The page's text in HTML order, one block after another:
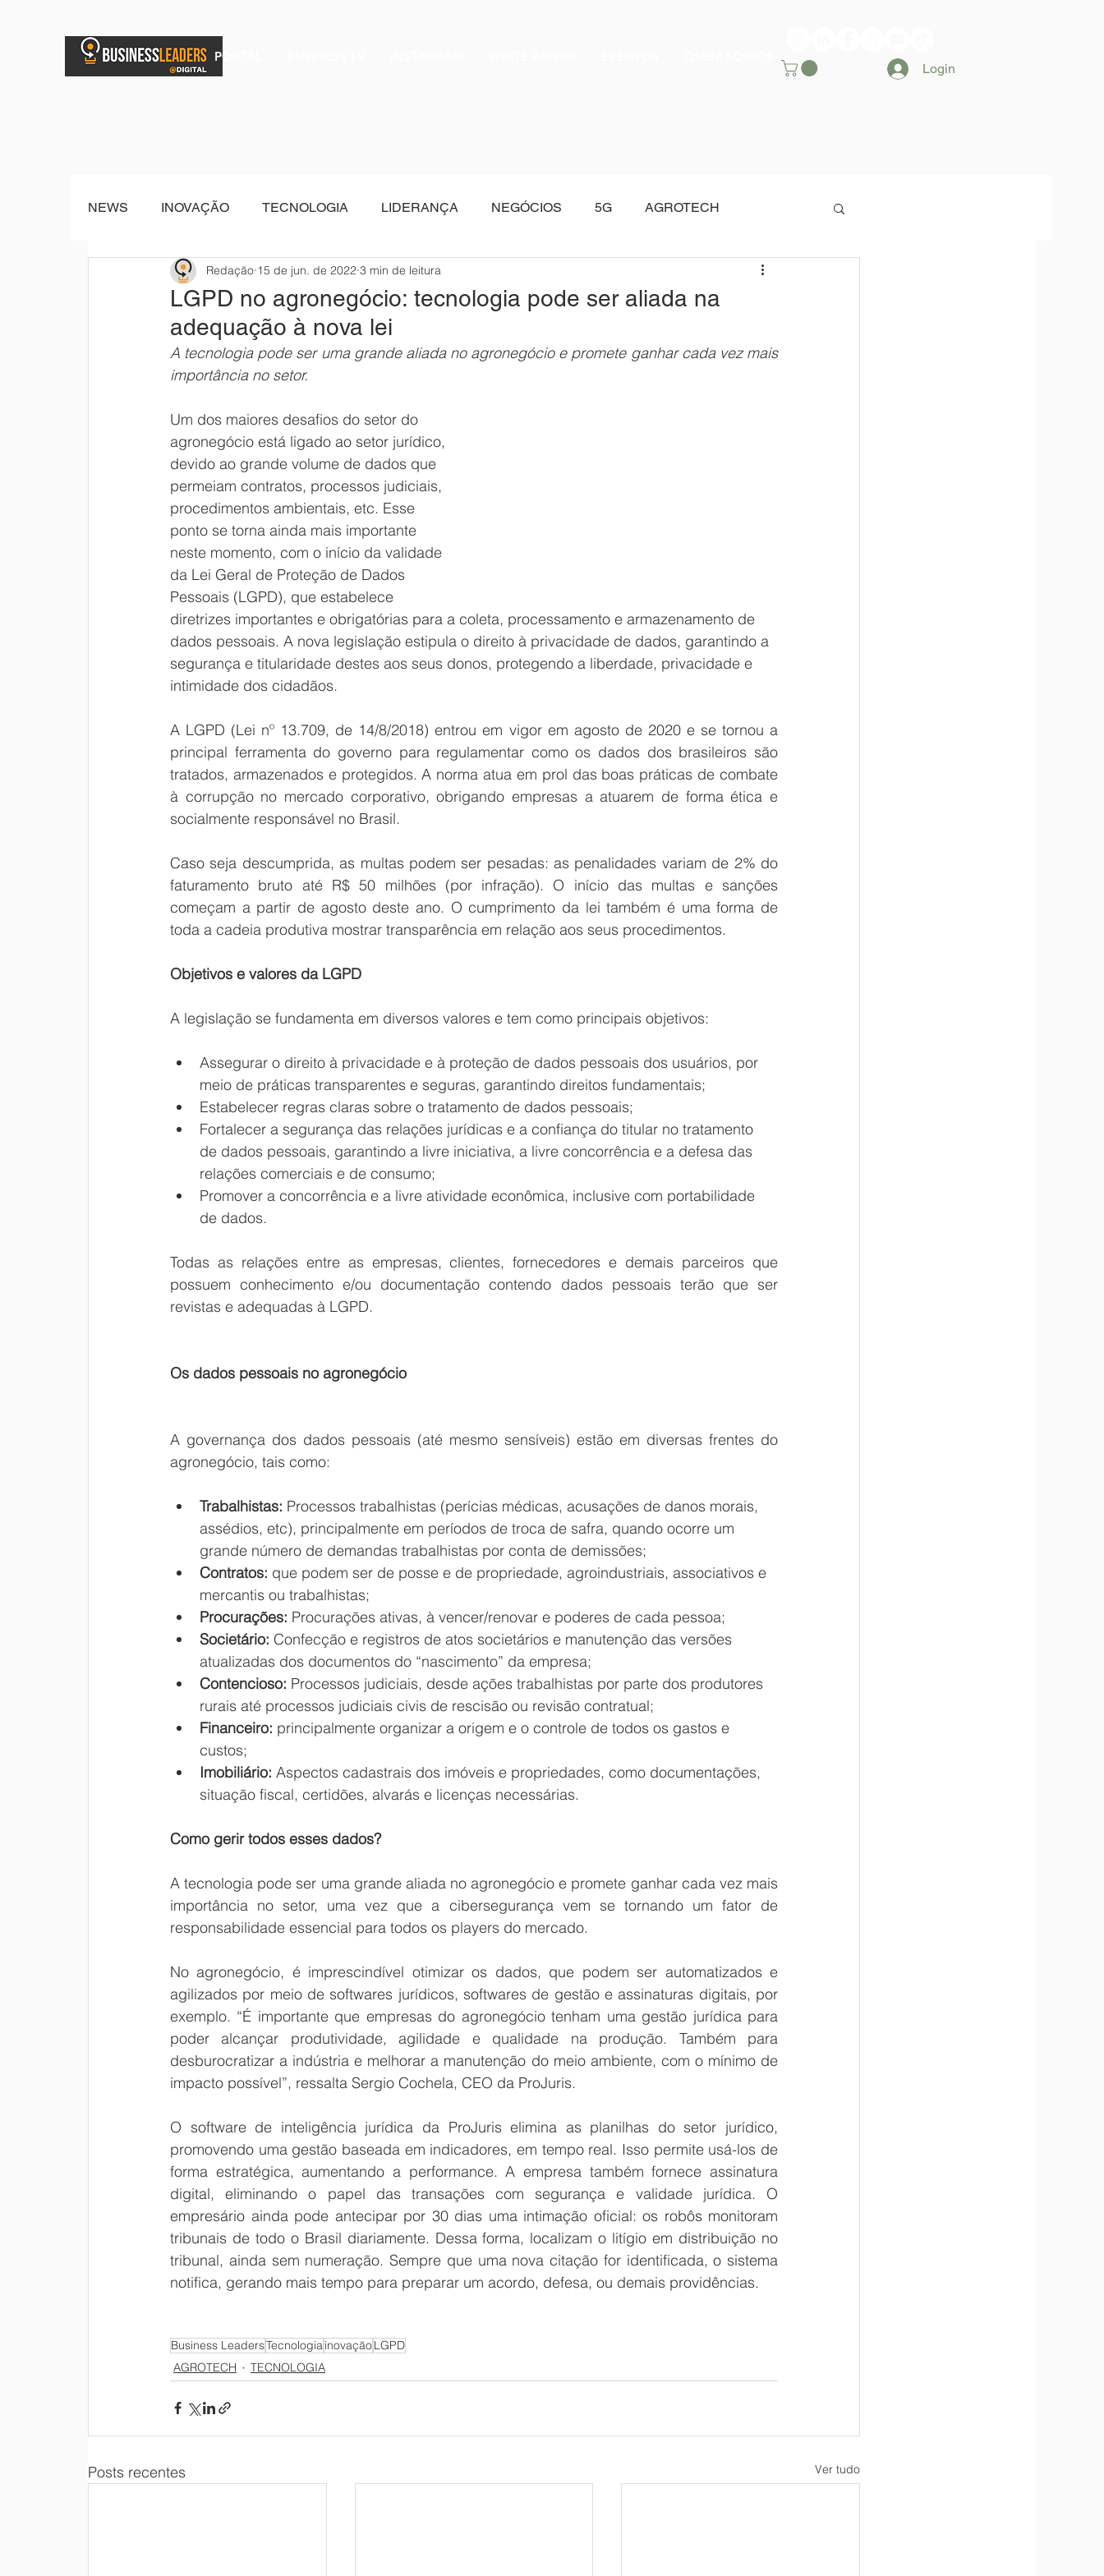
PORTAL
Login
NEWS INOVAÇÃO TECNOLOGIA LIDERANÇA NEGÓCIOS 5G AGROTECH
BRAND POST Senior Sistemas Oracle
LGPD no agronegócio: tecnologia pode ser aliada na
adequação à nova lei
Redação 15 de jun. de 2022 3 min de leitura
A tecnologia pode ser uma grande aliada no agronegócio e promete ganhar cada vez mais
importância no setor.
Um dos maiores desafios do setor do
agronegócio está ligado ao setor jurídico,
devido ao grande volume de dados que
permeiam contratos, processos judiciais,
procedimentos ambientais, etc. Esse
ponto se torna ainda mais importante
neste momento, com o início da validade
da Lei Geral de Proteção de Dados
Pessoais (LGPD), que estabelece
diretrizes importantes e obrigatórias para a coleta, processamento e armazenamento de
dados pessoais. A nova legislação estipula o direito à privacidade de dados, garantindo a
segurança e titularidade destes aos seus donos, protegendo a liberdade, privacidade e
intimidade dos cidadãos.
A LGPD (Lei nº 13.709, de 14/8/2018) entrou em vigor em agosto de 2020 e se tornou a
principal ferramenta do governo para regulamentar como os dados dos brasileiros são
tratados, armazenados e protegidos. A norma atua em prol das boas práticas de combate
à corrupção no mercado corporativo, obrigando empresas a atuarem de forma ética e
socialmente responsável no Brasil.
Caso seja descumprida, as multas podem ser pesadas: as penalidades variam de 2% do
faturamento bruto até R$ 50 milhões (por infração). O início das multas e sanções
começam a partir de agosto deste ano. O cumprimento da lei também é uma forma de
toda a cadeia produtiva mostrar transparência em relação aos seus procedimentos.
Objetivos e valores da LGPD
A legislação se fundamenta em diversos valores e tem como principais objetivos:
Assegurar o direito à privacidade e à proteção de dados pessoais dos usuários, por
meio de práticas transparentes e seguras, garantindo direitos fundamentais;
Estabelecer regras claras sobre o tratamento de dados pessoais;
Fortalecer a segurança das relações jurídicas e a confiança do titular no tratamento
de dados pessoais, garantindo a livre iniciativa, a livre concorrência e a defesa das
relações comerciais e de consumo;
Promover a concorrência e a livre atividade econômica, inclusive com portabilidade
de dados.
Todas as relações entre as empresas, clientes, fornecedores e demais parceiros que
possuem conhecimento e/ou documentação contendo dados pessoais terão que ser
revistas e adequadas à LGPD.
Os dados pessoais no agronegócio
A governança dos dados pessoais (até mesmo sensíveis) estão em diversas frentes do
agronegócio, tais como:
Trabalhistas: Processos trabalhistas (perícias médicas, acusações de danos morais,
assédios, etc), principalmente em períodos de troca de safra, quando ocorre um
grande número de demandas trabalhistas por conta de demissões;
Contratos: que podem ser de posse e de propriedade, agroindustriais, associativos e
mercantis ou trabalhistas;
Procurações: Procurações ativas, à vencer/renovar e poderes de cada pessoa;
Societário: Confecção e registros de atos societários e manutenção das versões
atualizadas dos documentos do “nascimento” da empresa;
Contencioso: Processos judiciais, desde ações trabalhistas por parte dos produtores
rurais até processos judiciais civis de rescisão ou revisão contratual;
Financeiro: principalmente organizar a origem e o controle de todos os gastos e
custos;
Imobiliário: Aspectos cadastrais dos imóveis e propriedades, como documentações,
situação fiscal, certidões, alvarás e licenças necessárias.
Como gerir todos esses dados?
A tecnologia pode ser uma grande aliada no agronegócio e promete ganhar cada vez mais
importância no setor, uma vez que a cibersegurança vem se tornando um fator de
responsabilidade essencial para todos os players do mercado.
No agronegócio, é imprescindível otimizar os dados, que podem ser automatizados e
agilizados por meio de softwares jurídicos, softwares de gestão e assinaturas digitais, por
exemplo. “É importante que empresas do agronegócio tenham uma gestão jurídica para
poder alcançar produtividade, agilidade e qualidade na produção. Também para
desburocratizar a indústria e melhorar a manutenção do meio ambiente, com o mínimo de
impacto possível”, ressalta Sergio Cochela, CEO da ProJuris.
O software de inteligência jurídica da ProJuris elimina as planilhas do setor jurídico,
promovendo uma gestão baseada em indicadores, em tempo real. Isso permite usá-los de
forma estratégica, aumentando a performance. A empresa também fornece assinatura
digital, eliminando o papel das transações com segurança e validade jurídica. O
empresário ainda pode antecipar por 30 dias uma intimação oficial: os robôs monitoram
tribunais de todo o Brasil diariamente. Dessa forma, localizam o litígio em distribuição no
tribunal, ainda sem numeração. Sempre que uma nova citação for identificada, o sistema
notifica, gerando mais tempo para preparar um acordo, defesa, ou demais providências.
Business LeadersTecnologiainovaçãoLGPD
AGROTECH
TECNOLOGIA
Posts recentes Ver tudo